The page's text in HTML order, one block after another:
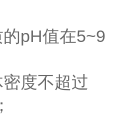
pH值在5~9
度不超过